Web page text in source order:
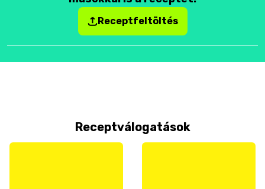
Receptfeltöltés
Receptválogatások